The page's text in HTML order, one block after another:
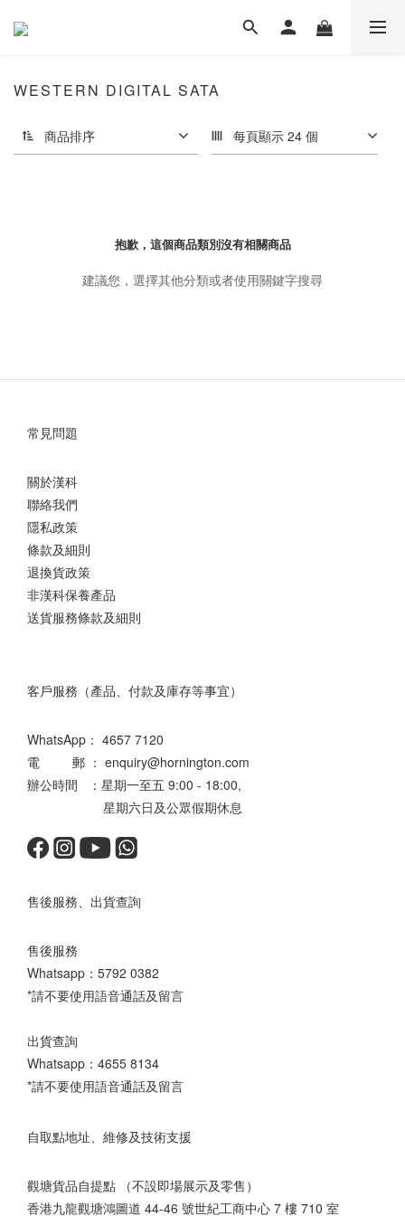
WESTERN DIGITAL SATA
商品排序 每頁顯示 24 個
抱歉，這個商品類別沒有相關商品
建議您，選擇其他分類或者使用關鍵字搜尋
常見問題
關於漢科
聯絡我們
隱私政策
條款及細則
退換貨政策
非漢科保養產品
送貨服務條款及細則
客戶服務（產品、付款及庫存等事宜）
WhatsApp： 4657 7120
電 郵 ： enquiry@hornington.com
辦公時間 ：星期一至五 9:00 - 18:00,
星期六日及公眾假期休息
售後服務、出貨查詢
售後服務
Whatsapp： 5792 0382
*請不要使用語音通話及留言
出貨查詢
Whatsapp： 4655 8134
*請不要使用語音通話及留言
自取點地址、維修及技術支援
觀塘貨品自提點 （不設即場展示及零售）
香港九龍觀塘鴻圖道 44-46 號世紀工商中心 7 樓 710 室